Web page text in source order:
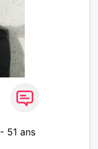
- 51 ans